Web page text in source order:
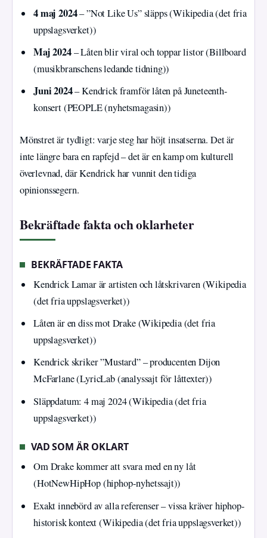
4 maj 2024– ”Not Like Us” släpps (Wikipedia (det fria
uppslagsverket))
Maj 2024– Låten blir viral och toppar listor (Billboard
(musikbranschens ledande tidning))
Juni 2024– Kendrick framför låten på Juneteenth-
konsert (PEOPLE (nyhetsmagasin))
Mönstret är tydligt: varje steg har höjt insatserna. Det är
inte längre bara en rapfejd – det är en kamp om kulturell
överlevnad, där Kendrick har vunnit den tidiga
opinionssegern.
Bekräftade fakta och oklarheter
BEKRÄFTADE FAKTA
Kendrick Lamar är artisten och låtskrivaren (Wikipedia
(det fria uppslagsverket))
Låten är en diss mot Drake (Wikipedia (det fria
uppslagsverket))
Kendrick skriker ”Mustard” – producenten Dijon
McFarlane (LyricLab (analyssajt för låttexter))
Släppdatum: 4 maj 2024 (Wikipedia (det fria
uppslagsverket))
VAD SOM ÄR OKLART
Om Drake kommer att svara med en ny låt
(HotNewHipHop (hiphop-nyhetssajt))
Exakt innebörd av alla referenser – vissa kräver hiphop-
historisk kontext (Wikipedia (det fria uppslagsverket))